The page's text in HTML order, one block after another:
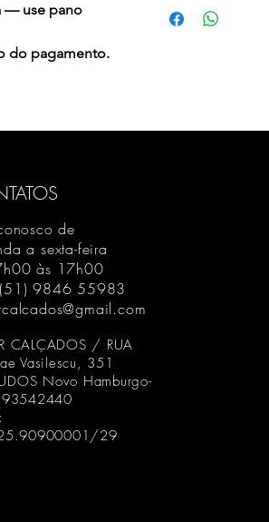
— use pano
do pagamento.
reconhecido será
confirmação do
de
a sexta-feira
às 17h00
9846 55983
CALÇADOS / RUA
Vasilescu, 351
Novo Hamburgo-
29